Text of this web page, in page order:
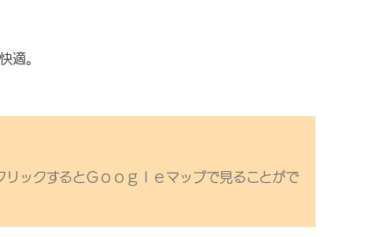
適。
ックするとＧｏｏｇｌｅマップで見ることがで